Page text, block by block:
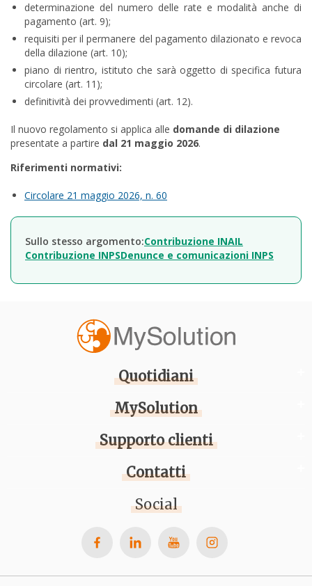
determinazione del numero delle rate e modalità anche di
pagamento (art. 9);
requisiti per il permanere del pagamento dilazionato e revoca
della dilazione (art. 10);
piano di rientro, istituto che sarà oggetto di specifica futura
circolare (art. 11);
definitività dei provvedimenti (art. 12).
Il nuovo regolamento si applica alle domande di dilazione
presentate a partire dal 21 maggio 2026.
Riferimenti normativi:
Circolare 21 maggio 2026, n. 60
Sullo stesso argomento:Contribuzione INAIL
Contribuzione INPSDenunce e comunicazioni INPS
Quotidiani
MySolution
Supporto clienti
Contatti
Social